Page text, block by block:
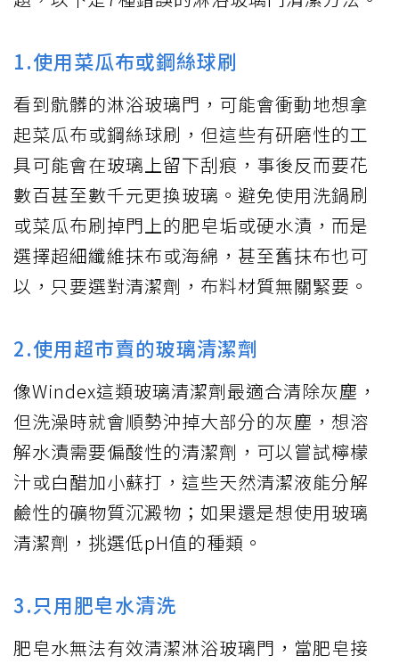
1.使用菜瓜布或鋼絲球刷
看到骯髒的淋浴玻璃門，可能會衝動地想拿
起菜瓜布或鋼絲球刷，但這些有研磨性的工
具可能會在玻璃上留下刮痕，事後反而要花
數百甚至數千元更換玻璃。避免使用洗鍋刷
或菜瓜布刷掉門上的肥皂垢或硬水漬，而是
選擇超細纖維抹布或海綿，甚至舊抹布也可
以，只要選對清潔劑，布料材質無關緊要。
2.使用超市賣的玻璃清潔劑
像Windex這類玻璃清潔劑最適合清除灰塵，
但洗澡時就會順勢沖掉大部分的灰塵，想溶
解水漬需要偏酸性的清潔劑，可以嘗試檸檬
汁或白醋加小蘇打，這些天然清潔液能分解
鹼性的礦物質沉澱物；如果還是想使用玻璃
清潔劑，挑選低pH值的種類。
3.只用肥皂水清洗
肥皂水無法有效清潔淋浴玻璃門，當肥皂接